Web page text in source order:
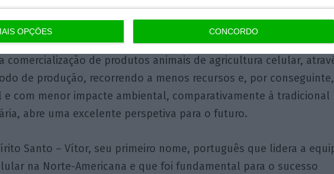
OPÇÕES CONCORDO
para se dar início a esta revolução.
importante passo, o de ultrapassar a barreira legal e
comercialização de produtos animais de agricultura celular,
de produção, recorrendo a menos recursos e, por conseguinte,
e com menor impacte ambiental, comparativamente à tradicional
abre uma excelente perspetiva para o futuro.
Santo – Vítor, seu primeiro nome, português que lidera a
na Norte-Americana e que foi fundamental para o sucesso